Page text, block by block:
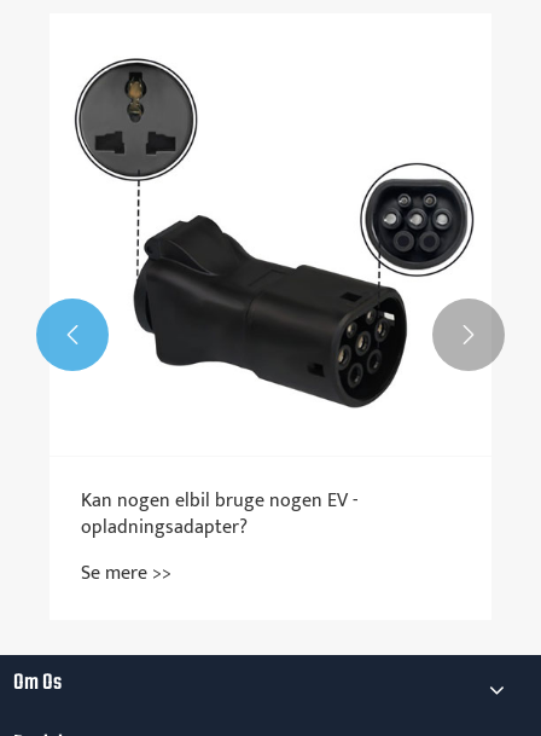
Kan nogen elbil bruge nogen EV -
opladningsadapter?
Se mere >>
 
Om Os